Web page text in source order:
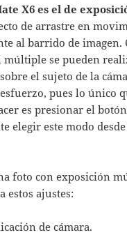
X6 es el de
de arrastre en
al barrido de imagen.
múltiple se pueden
el sujeto de la
pues lo único
es presionar el
elegir este modo
foto con exposición
estos ajustes:
de cámara.